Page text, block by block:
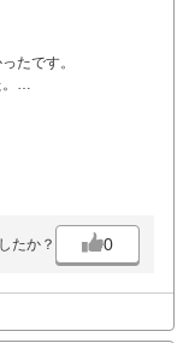
たです。
たか？ 0